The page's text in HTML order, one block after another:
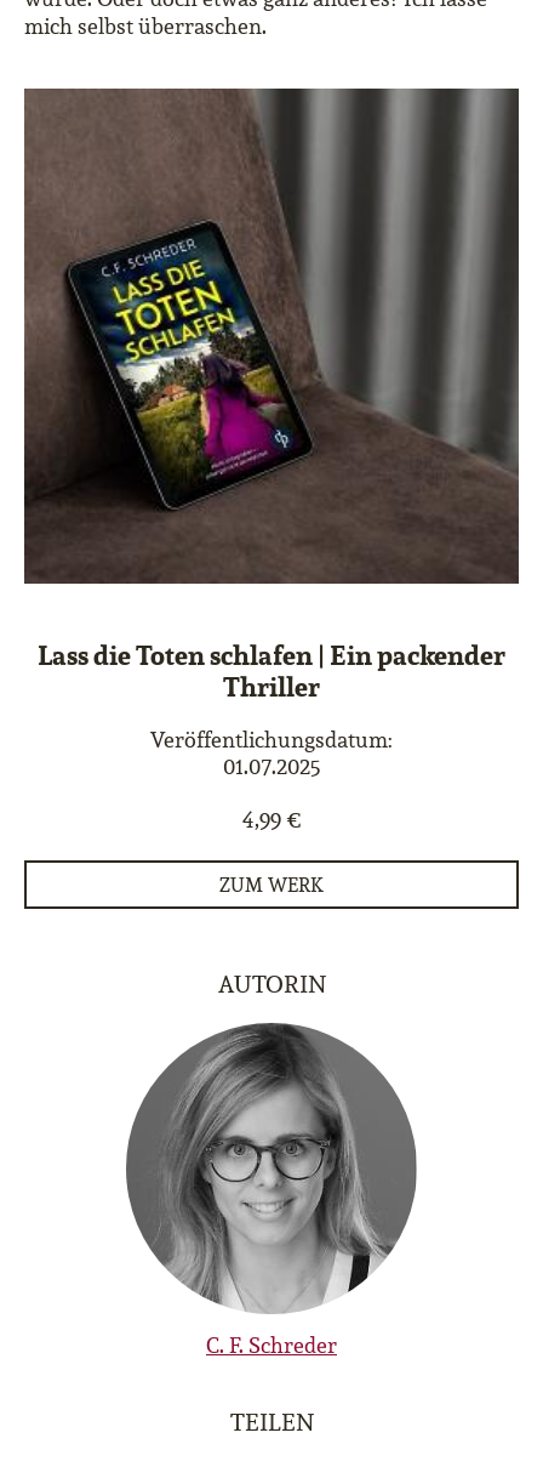
Lass die Toten schlafen | Ein packender
Thriller
Veröffentlichungsdatum:
01.07.2025
4,99 €
ZUM WERK
AUTORIN
C. F. Schreder
TEILEN
mich selbst überraschen.